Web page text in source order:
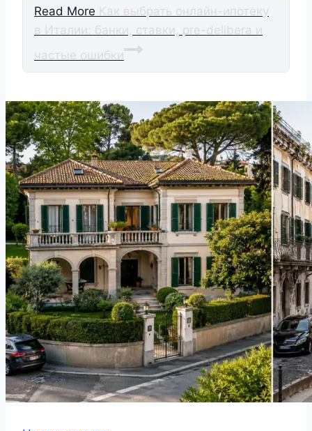
Read More Как выбрать онлайн-ипотеку
в Италии: банки, ставки, pre-delibera и
частые ошибки